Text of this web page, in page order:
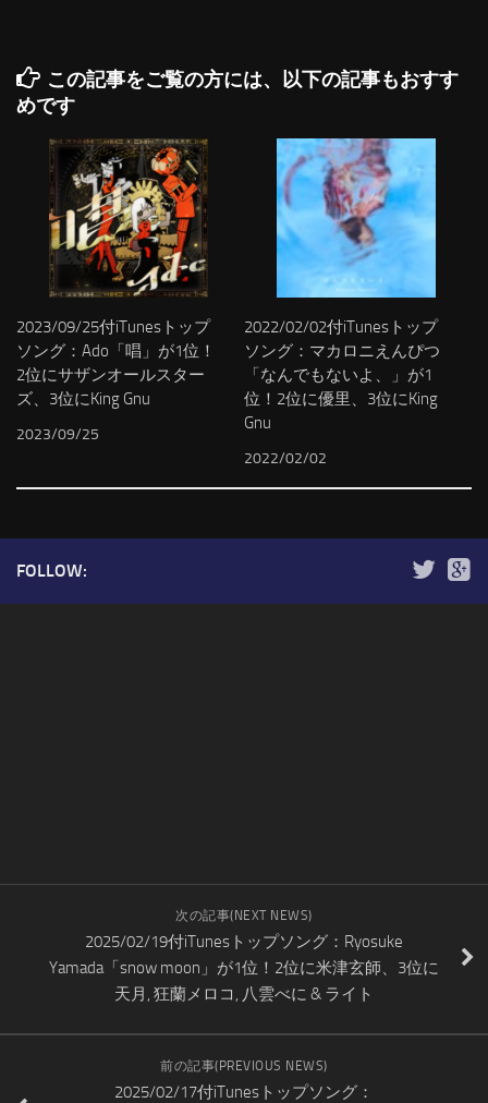
この記事をご覧の方には、以下の記事もおすす
めです
2023/09/25付iTunesトップ
ソング：Ado「唱」が1位！
2位にサザンオールスター
ズ、3位にKing Gnu
2023/09/25
2022/02/02付iTunesトップ
ソング：マカロニえんぴつ
「なんでもないよ、」が1
位！2位に優里、3位にKing
Gnu
2022/02/02
FOLLOW:
次の記事(NEXT NEWS)
2025/02/19付iTunesトップソング：Ryosuke
Yamada「snow moon」が1位！2位に米津玄師、3位に
天月, 狂蘭メロコ, 八雲べに & ライト
前の記事(PREVIOUS NEWS)
2025/02/17付iTunesトップソング：